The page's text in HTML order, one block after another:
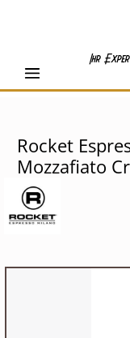
Ihr
Rocket
Mozzafiato